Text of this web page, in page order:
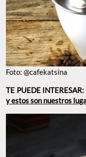
Foto: @cafekatsina
TE PUEDE INTERESAR:
y estos son nuestros